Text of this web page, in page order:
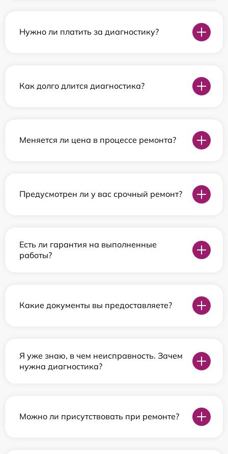
Нужно ли платить за диагностику?
Как долго длится диагностика?
Меняется ли цена в процессе ремонта?
Предусмотрен ли у вас срочный ремонт?
Есть ли гарантия на выполненные
работы?
Какие документы вы предоставляете?
Я уже знаю, в чем неисправность. Зачем
нужна диагностика?
Можно ли присутствовать при ремонте?